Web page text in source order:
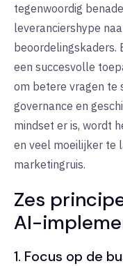
tegenwoordig
leveranciershype
beoordelingskaders.
een succesvolle
om betere vragen te
governance en
mindset er is, wordt
en veel moeilijker te
marketingruis.
Zes
AI-
1. Focus op de